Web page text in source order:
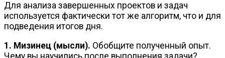
Для анализа завершенных проектов и задач
используется фактически тот же алгоритм, что и для
подведения итогов дня.
1. Мизинец (мысли). Обобщите полученный опыт.
Чему вы научились после выполнения задачи?